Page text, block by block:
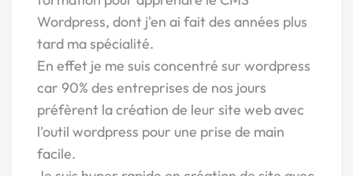
Wordpress, dont j'en ai fait des années plus
tard ma spécialité.
En effet je me suis concentré sur wordpress
car 90% des entreprises de nos jours
préfèrent la création de leur site web avec
l'outil wordpress pour une prise de main
facile.